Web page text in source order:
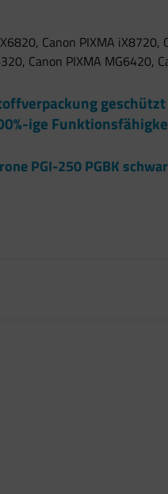
Canon PIXMA iX8720,
Canon PIXMA MG6420,
ige
PGI-250 PGBK